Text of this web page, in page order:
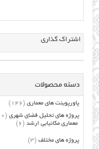
اشتراک گذاری
دسته محصولات
پاورپوینت های معماری (146)
پروژه های تحلیل فضای شهری (10)
معماری مکانیابی ارشد (6)
پروژه های مختلف (3)